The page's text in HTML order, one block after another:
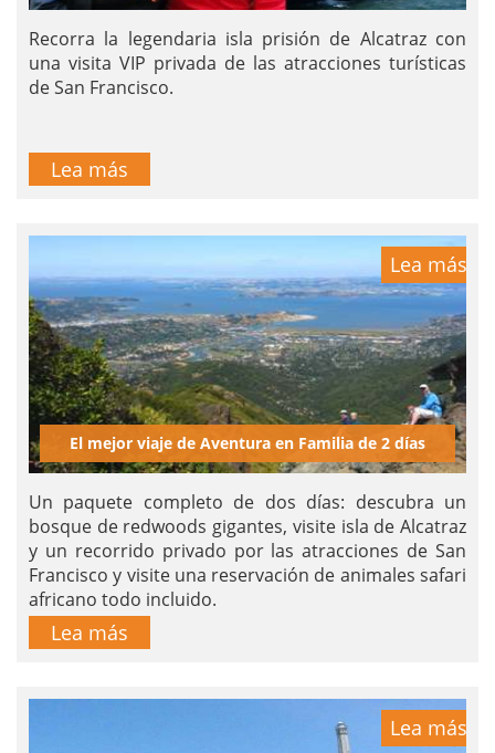
Recorra la legendaria isla prisión de Alcatraz con
una visita VIP privada de las atracciones turísticas
de San Francisco.
Lea más
Lea más
El mejor viaje de Aventura en Familia de 2 días
Un paquete completo de dos días: descubra un
bosque de redwoods gigantes, visite isla de Alcatraz
y un recorrido privado por las atracciones de San
Francisco y visite una reservación de animales safari
africano todo incluido.
Lea más
Lea más